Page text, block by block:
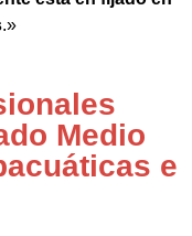
.»
Medio
e